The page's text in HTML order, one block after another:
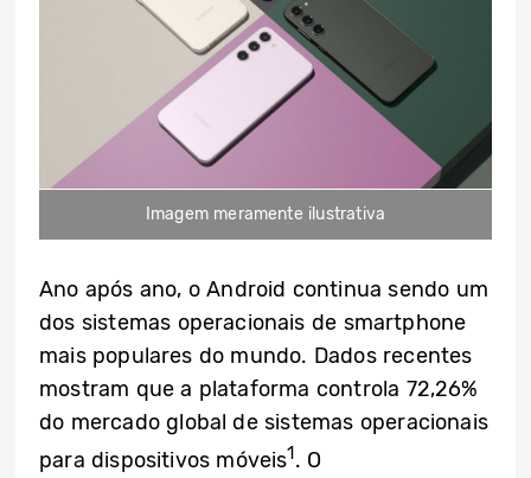
Imagem meramente ilustrativa
Ano após ano, o Android continua sendo um
dos sistemas operacionais de smartphone
mais populares do mundo. Dados recentes
mostram que a plataforma controla 72,26%
do mercado global de sistemas operacionais
para dispositivos móveis1. O